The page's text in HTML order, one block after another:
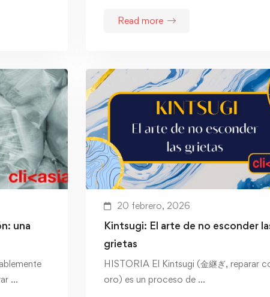
Read more
una
…
20 febrero, 2026
Kintsugi: El arte de no esconder
grietas
HISTORIA El Kintsugi (金継ぎ, reparar
oro) es un proceso de …